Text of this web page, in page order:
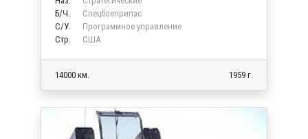
Б/Ч.
Спецбоеприпас
C/У.
Программное управление
Стр.
США
14000 км. 1959 г.